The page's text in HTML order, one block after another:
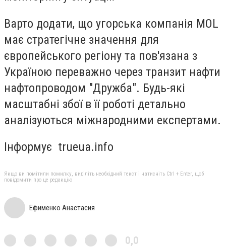
Варто додати, що угорська компанія MOL
має стратегічне значення для
європейського регіону та пов'язана з
Україною переважно через транзит нафти
нафтопроводом "Дружба". Будь-які
масштабні збої в її роботі детально
аналізуються міжнародними експертами.
Інформує trueua.info
Якщо ви помітили помилку, виділіть необхідний текст і натисніть Ctrl + Enter, щоб
повідомити про це редакцію
Ефименко Анастасия
0,0